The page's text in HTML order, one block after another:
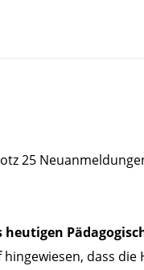
25
dass die